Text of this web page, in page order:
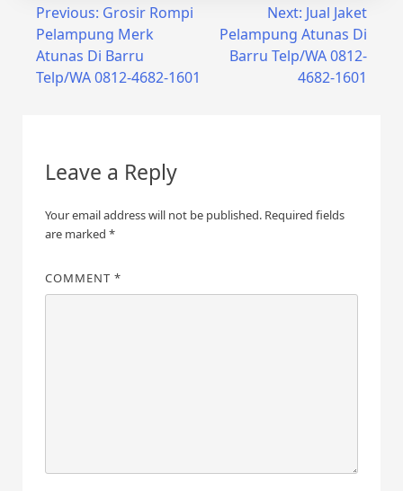
Post
navigation
Previous: Grosir Rompi
Pelampung Merk
Atunas Di Barru
Telp/WA 0812-4682-1601
Next: Jual Jaket
Pelampung Atunas Di
Barru Telp/WA 0812-
4682-1601
Leave a Reply
Your email address will not be published. Required fields
are marked *
COMMENT *